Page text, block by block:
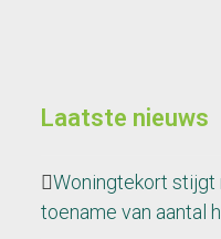
Laatste nieuws
Woningtekort stijgt
toename van aantal